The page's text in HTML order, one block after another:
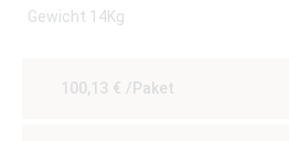
Gewicht 14Kg
100,13 € /Paket